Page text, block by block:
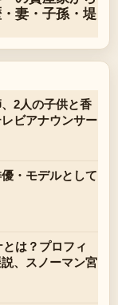
妻・子孫・堤
2人の子供と香
ビアナウンサー
・モデルとして
とは？プロフィ
、スノーマン宮